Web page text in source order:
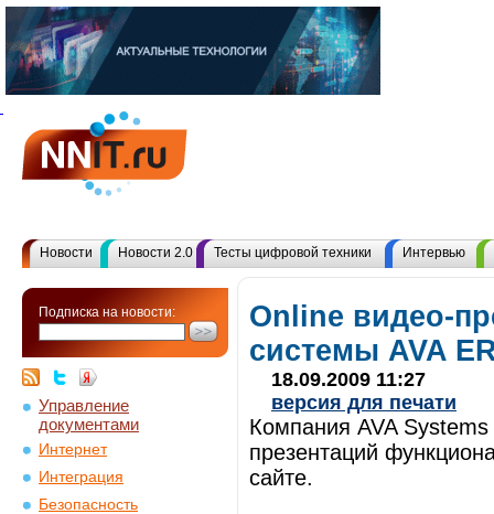
Новости Новости 2.0 Тесты цифровой техники Интервью
Подписка на новости:
Управление
документами
Интернет
Интеграция
Безопасность
Online видео-
системы AVA
18.09.2009 11:27
версия для печати
Компания AVA Systems
презентаций
сайте.